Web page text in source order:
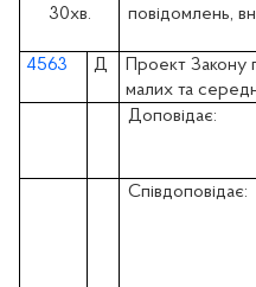
30хв.
повідомлень,
4563 Д
Проект
малих та
Доповідає:
Співдоповідає: